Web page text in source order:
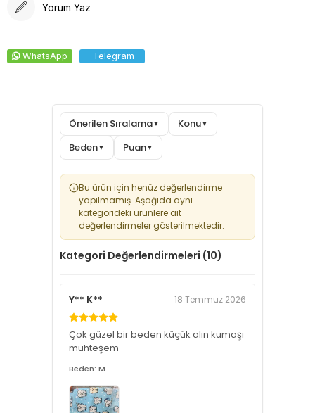
Yorum Yaz
WhatsApp Telegram
Önerilen Sıralama▼ Konu▼
Beden▼ Puan▼
Bu ürün için henüz değerlendirme
yapılmamış. Aşağıda aynı
kategorideki ürünlere ait
değerlendirmeler gösterilmektedir.
Kategori Değerlendirmeleri (10)
Y** K** 18 Temmuz 2026
Çok güzel bir beden küçük alın kumaşı
muhteşem
Beden: M